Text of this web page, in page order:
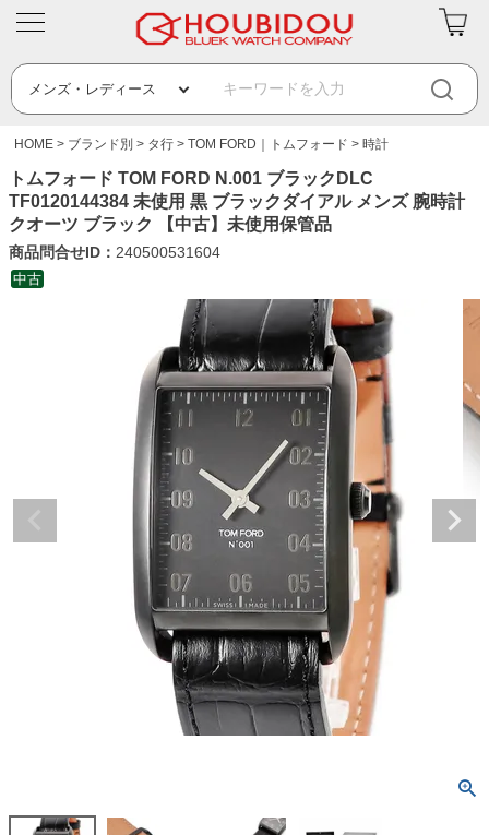
HOME ブランド別 タ行 TOM FORD｜トムフォード 時計
トムフォード TOM FORD N.001 ブラックDLC
TF0120144384 未使用 黒 ブラックダイアル メンズ 腕時計
クオーツ ブラック 【中古】未使用保管品
商品問合せID： 240500531604
中古